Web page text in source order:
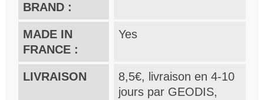
BRAND :
MADE IN
FRANCE :
Yes
LIVRAISON
8,5€, livraison en 4-10
jours par GEODIS,